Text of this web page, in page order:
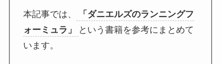
本記事では、
「ダニエルズのランニングフ
ォーミュラ」
という書籍を参考にまとめて
います。